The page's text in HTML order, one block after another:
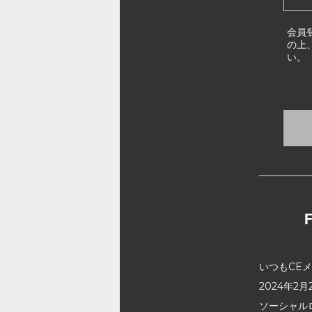
会員
の上
い。
いつもCE
2024年2月
ソーシャ